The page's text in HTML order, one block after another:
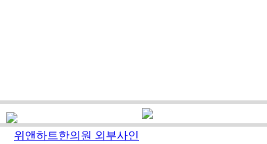
위앤하트한의원 외부사인